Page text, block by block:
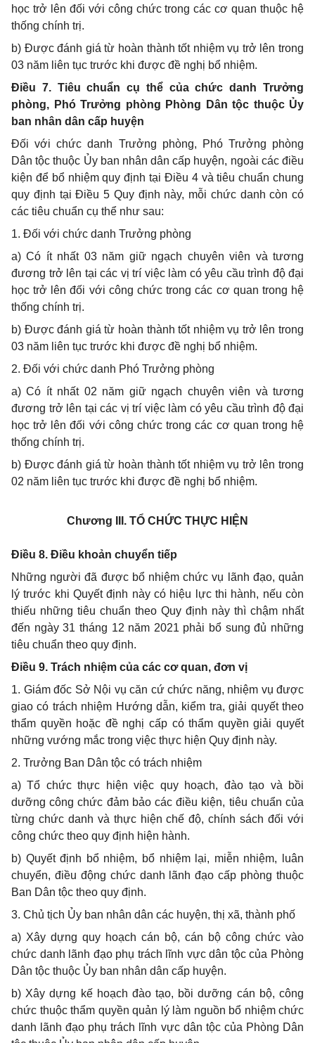
học trở lên đối với công chức trong các cơ quan thuộc hệ
thống chính trị.
b) Được đánh giá từ hoàn thành tốt nhiệm vụ trở lên trong
03 năm liên tục trước khi được đề nghị bổ nhiệm.
Điều 7. Tiêu chuẩn cụ thể của chức danh Trưởng
phòng, Phó Trưởng phòng Phòng Dân tộc thuộc Ủy
ban nhân dân cấp huyện
Đối với chức danh Trưởng phòng, Phó Trưởng phòng
Dân tộc thuộc Ủy ban nhân dân cấp huyện, ngoài các điều
kiện để bổ nhiệm quy định tại Điều 4 và tiêu chuẩn chung
quy định tại Điều 5 Quy định này, mỗi chức danh còn có
các tiêu chuẩn cụ thể như sau:
1. Đối với chức danh Trưởng phòng
a) Có ít nhất 03 năm giữ ngạch chuyên viên và tương
đương trở lên tại các vị trí việc làm có yêu cầu trình độ đại
học trở lên đối với công chức trong các cơ quan trong hệ
thống chính trị.
b) Được đánh giá từ hoàn thành tốt nhiệm vụ trở lên trong
03 năm liên tục trước khi được đề nghị bổ nhiệm.
2. Đối với chức danh Phó Trưởng phòng
a) Có ít nhất 02 năm giữ ngạch chuyên viên và tương
đương trở lên tại các vị trí việc làm có yêu cầu trình độ đại
học trở lên đối với công chức trong các cơ quan trong hệ
thống chính trị.
b) Được đánh giá từ hoàn thành tốt nhiệm vụ trở lên trong
02 năm liên tục trước khi được đề nghị bổ nhiệm.
Chương III. TỔ CHỨC THỰC HIỆN
Điều 8. Điều khoản chuyển tiếp
Những người đã được bổ nhiệm chức vụ lãnh đạo, quản
lý trước khi Quyết định này có hiệu lực thi hành, nếu còn
thiếu những tiêu chuẩn theo Quy định này thì chậm nhất
đến ngày 31 tháng 12 năm 2021 phải bổ sung đủ những
tiêu chuẩn theo quy định.
Điều 9. Trách nhiệm của các cơ quan, đơn vị
1. Giám đốc Sở Nội vụ căn cứ chức năng, nhiệm vụ được
giao có trách nhiệm Hướng dẫn, kiểm tra, giải quyết theo
thẩm quyền hoặc đề nghị cấp có thẩm quyền giải quyết
những vướng mắc trong việc thực hiện Quy định này.
2. Trưởng Ban Dân tộc có trách nhiệm
a) Tổ chức thực hiện việc quy hoạch, đào tạo và bồi
dưỡng công chức đảm bảo các điều kiện, tiêu chuẩn của
từng chức danh và thực hiện chế độ, chính sách đối với
công chức theo quy định hiện hành.
b) Quyết định bổ nhiệm, bổ nhiệm lại, miễn nhiệm, luân
chuyển, điều động chức danh lãnh đạo cấp phòng thuộc
Ban Dân tộc theo quy định.
3. Chủ tịch Ủy ban nhân dân các huyện, thị xã, thành phố
a) Xây dựng quy hoạch cán bộ, cán bộ công chức vào
chức danh lãnh đạo phụ trách lĩnh vực dân tộc của Phòng
Dân tộc thuộc Ủy ban nhân dân cấp huyện.
b) Xây dựng kế hoạch đào tạo, bồi dưỡng cán bộ, công
chức thuộc thẩm quyền quản lý làm nguồn bổ nhiệm chức
danh lãnh đạo phụ trách lĩnh vực dân tộc của Phòng Dân